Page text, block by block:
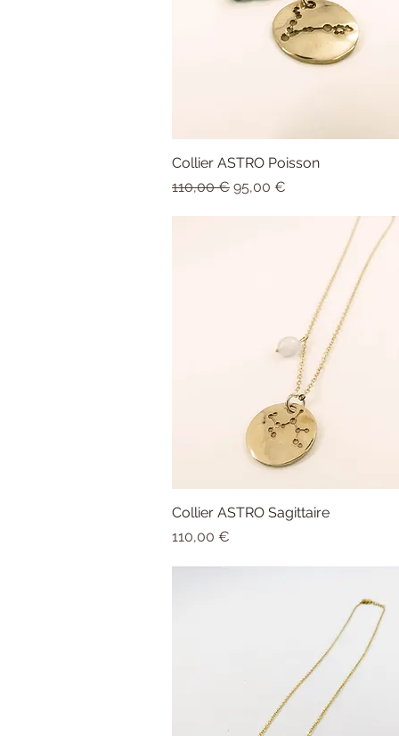
Aperçu rapide
Collier ASTRO Poisson
Prix original
110,00 € Prix promotionnel
95,00 €
Aperçu rapide
Collier ASTRO Sagittaire
Prix
110,00 €